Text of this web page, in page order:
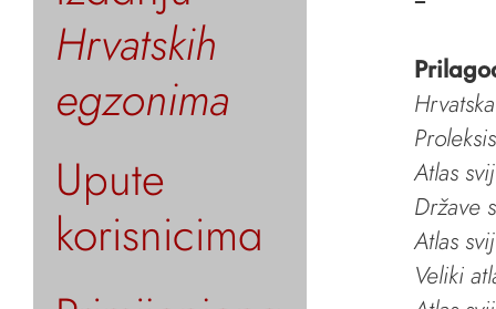
Hrvatskih
egzonima
Upute
korisnicima
Atlas
Države
Atlas
Veliki